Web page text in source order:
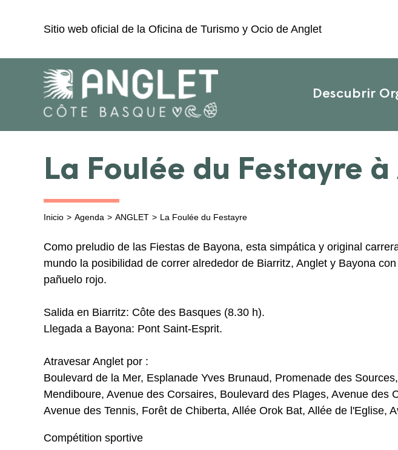
contenidoSitio web oficial de la Oficina de Turismo y Ocio de Anglet
Descubrir
La Foulée du Festayre à
Inicio Agenda ANGLET La Foulée du Festayre
Como preludio de las Fiestas de Bayona, esta simpática y original
mundo la posibilidad de correr alrededor de Biarritz, Anglet y Bayona
pañuelo rojo.
Salida en Biarritz: Côte des Basques (8.30 h).
Llegada a Bayona: Pont Saint-Esprit.
Atravesar Anglet por :
Boulevard de la Mer, Esplanade Yves Brunaud, Promenade des
Mendiboure, Avenue des Corsaires, Boulevard des Plages, Avenue des
Avenue des Tennis, Forêt de Chiberta, Allée Orok Bat, Allée de l'Eglise,
Compétition sportive